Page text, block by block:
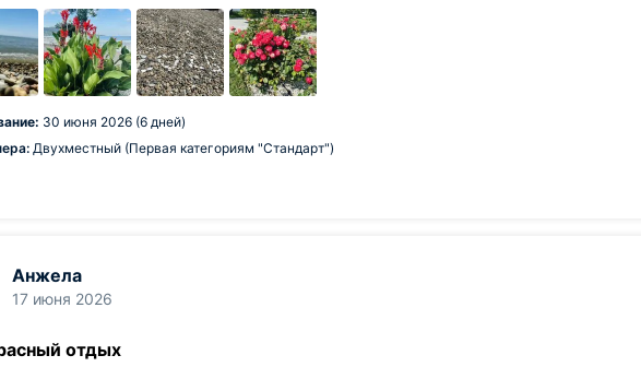
30 июня 2026 (6 дней)
Двухместный (Первая категориям "Стандарт")
Анжела
17 июня 2026
отдых